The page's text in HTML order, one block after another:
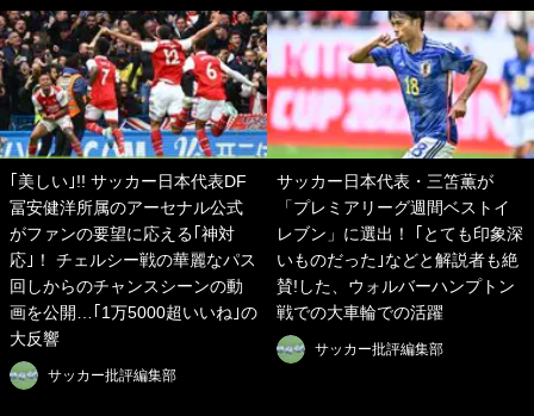
｢美しい｣!! サッカー日本代表DF
冨安健洋所属のアーセナル公式
がファンの要望に応える｢神対
応｣！ チェルシー戦の華麗なパス
回しからのチャンスシーンの動
画を公開…｢1万5000超いいね｣の
大反響
サッカー批評編集部
サッカー日本代表・三笘薫が
「プレミアリーグ週間ベストイ
レブン」に選出！ ｢とても印象深
いものだった｣などと解説者も絶
賛!した、ウォルバーハンプトン
戦での大車輪での活躍
サッカー批評編集部